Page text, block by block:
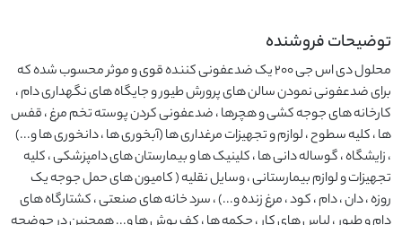
توضیحات فروشنده